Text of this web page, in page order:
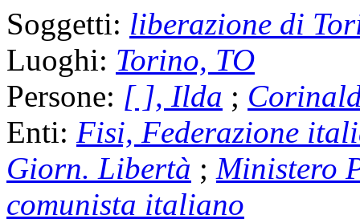
Soggetti: liberazione di
Luoghi: Torino, TO
Persone: [ ], Ilda ;
Enti: Fisi, Federazione
Giorn. Libertà ; Ministero
comunista italiano